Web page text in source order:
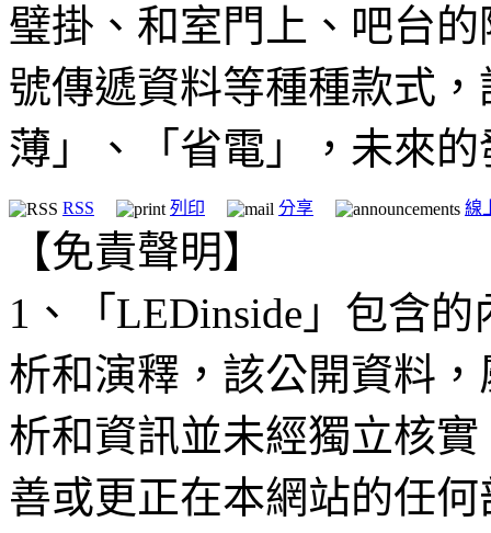
璧掛、和室門上、吧台
號傳遞資料等種種款式
薄」、「省電」，未來
RSS 列印 分享 線
【免責聲明】
1、「LEDinside」包含
析和演釋，該公開資料
析和資訊並未經獨立核
善或更正在本網站的任